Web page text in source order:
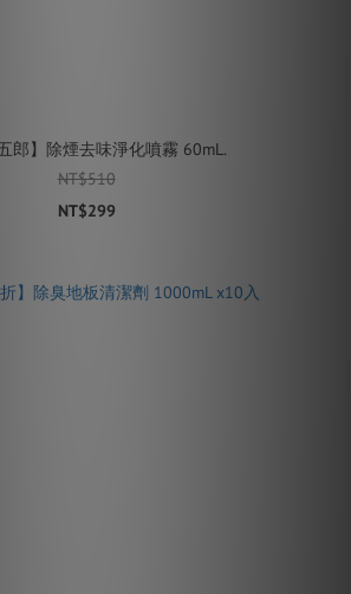
郎】除煙去味淨化噴霧 60mL.
NT$510
NT$299